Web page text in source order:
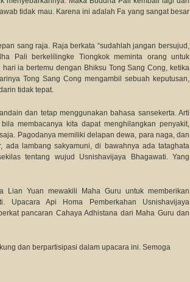
tidak mau. Karena ini adalah Fa yang sangat besar
sang raja. Raja berkata “sudahlah jangan bersujud,
Pali berkelilingke Tiongkok meminta orang untuk
ia bertemu dengan Bhiksu Tong Sang Cong, ketika
Tong Sang Cong mengambil sebuah keputusan,
tidak tepat.
dan tetap menggunakan bahasa sansekerta. Arti
membacanya kita dapat menghilangkan penyakit,
Pagodanya memiliki delapan dewa, para naga, dan
ada lambang sakyamuni, di bawahnya ada tataghata
tentang wujud Usnishavijaya Bhagawati. Yang
Lian Yuan mewakili Maha Guru untuk memberikan
Upacara Api Homa Pemberkahan Usnishavijaya
pancaran Cahaya Adhistana dari Maha Guru dan
dan berpartisipasi dalam upacara ini. Semoga